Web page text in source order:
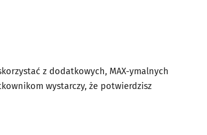
z dodatkowych, MAX-ymalnych
wystarczy, że potwierdzisz